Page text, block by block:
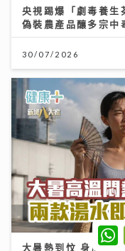
央視踢爆「劇毒養生
偽裝農產品釀多宗中
30/07/2026
大暑熱到忟 身心勁
h